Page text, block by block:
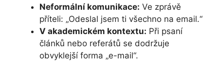
Neformální komunikace: Ve zprávě
příteli: „Odeslal jsem ti všechno na email.“
V akademickém kontextu: Při psaní
článků nebo referátů se dodržuje
obvyklejší forma „e-mail“.